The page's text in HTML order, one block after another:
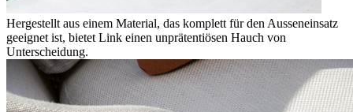
Hergestellt aus einem Material, das komplett für den Ausseneinsatz
geeignet ist, bietet Link einen unprätentiösen Hauch von
Unterscheidung.